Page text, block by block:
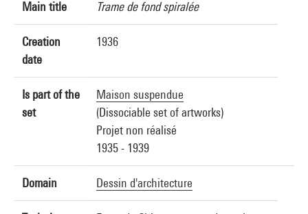
Main title Trame de fond spiralée
Creation
date
1936
Is part of the
set
Maison suspendue
(Dissociable set of artworks)
Projet non réalisé
1935 - 1939
Domain Dessin d'architecture